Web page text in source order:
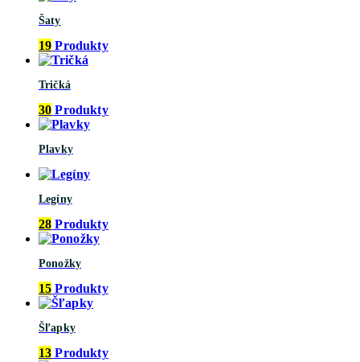
Šaty
19 Produkty
Tričká
30 Produkty
Plavky
Legíny
28 Produkty
Ponožky
15 Produkty
Šľapky
13 Produkty